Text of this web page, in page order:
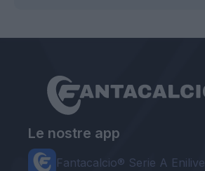
Le nostre app
Fantacalcio® Serie A Enilive